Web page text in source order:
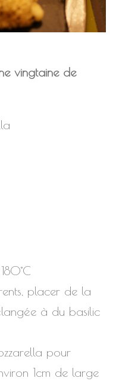
vingtaine de
placer de la
à du basilic
pour
1cm de large